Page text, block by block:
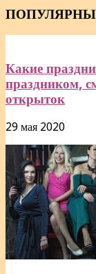
Какие
праздником,
открыток
29 мая 2020